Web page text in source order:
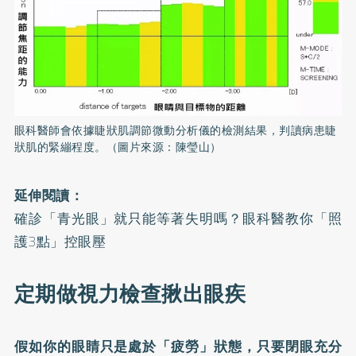
眼科醫師會依據睫狀肌調節微動分析儀的檢測結果，判讀病患睫
狀肌的緊繃程度。（圖片來源：陳瑩山）
延伸閱讀：
確診「青光眼」就只能等著失明嗎？眼科醫教你「照
護3點」控眼壓
定期做視力檢查揪出眼疾
假如你的眼睛只是處於「疲勞」狀態，只要閉眼充分